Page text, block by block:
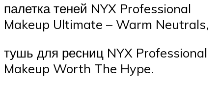
палетка теней NYX Professional
Makeup Ultimate – Warm Neutrals,
тушь для ресниц NYX Professional
Makeup Worth The Hype.